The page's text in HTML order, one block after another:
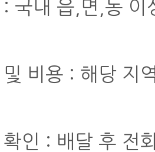
국내 읍,면,동
비용 : 해당 지
인 : 배달 후 전